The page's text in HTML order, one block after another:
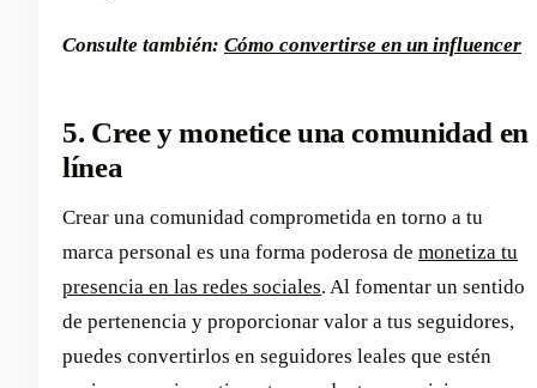
Consulte también: Cómo convertirse en un influencer
5. Cree y monetice una comunidad en
línea
Crear una comunidad comprometida en torno a tu
marca personal es una forma poderosa de monetiza tu
presencia en las redes sociales. Al fomentar un sentido
de pertenencia y proporcionar valor a tus seguidores,
puedes convertirlos en seguidores leales que estén